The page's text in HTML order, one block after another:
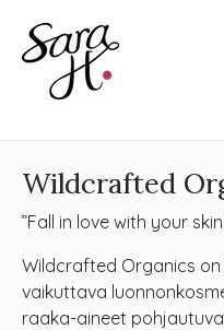
Wildcrafted
”Fall in love with your
Wildcrafted Organics on
vaikuttava
raaka-aineet